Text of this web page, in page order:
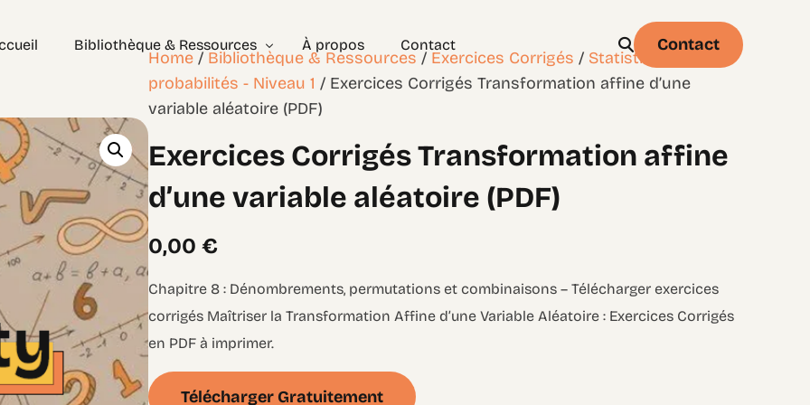
Bibliothèque & Ressources
Exercices Corrigés
– les bases Géométrie – Niveau 2 Physique Statistique & probabilités – Niveau 1
À propos Contact Contact
Home / Bibliothèque & Ressources / Exercices Corrigés / Statistique et
probabilités - Niveau 1 / Exercices Corrigés Transformation affine d’une
variable aléatoire (PDF)
Exercices Corrigés Transformation affine
d’une variable aléatoire (PDF)
0,00€
Chapitre 8 : Dénombrements, permutations et combinaisons – Télécharger exercices
corrigés Maîtriser la Transformation Affine d’une Variable Aléatoire : Exercices Corrigés
en PDF à imprimer.
Télécharger Gratuitement